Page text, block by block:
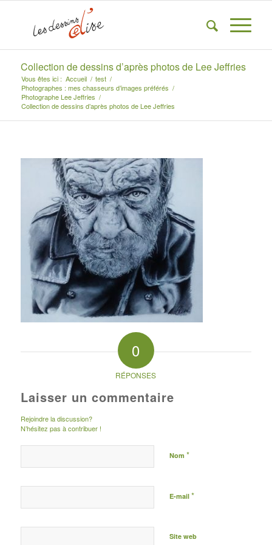
Collection de dessins d’après photos de Lee Jeffries
Vous êtes ici : Accueil / test /
Photographes : mes chasseurs d’images préférés /
Photographe Lee Jeffries /
Collection de dessins d’après photos de Lee Jeffries
0
RÉPONSES
Laisser un commentaire
Rejoindre la discussion?
N’hésitez pas à contribuer !
Nom *
E-mail *
Site web